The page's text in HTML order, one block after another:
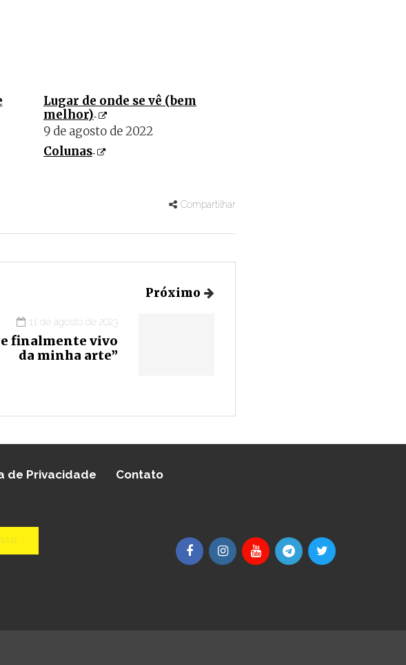
Lugar de onde se vê (bem
melhor)
9 de agosto de 2022
Colunas
Compartilhar
Próximo
11 de agosto de 2023
finalmente vivo
da minha arte”
de Privacidade Contato